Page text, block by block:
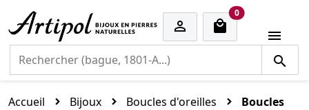

0cart items

Accueil Bijoux Boucles d'oreilles
Boucles